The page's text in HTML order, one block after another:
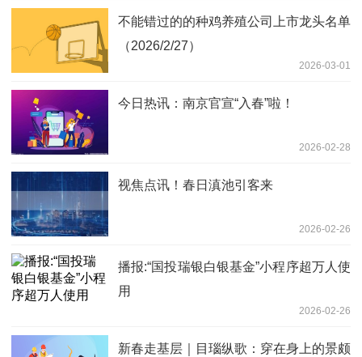
不能错过的的种鸡养殖公司上市龙头名单
（2026/2/27）
2026-03-01
今日热讯：南京官宣“入春”啦！
2026-02-28
视焦点讯！春日滇池引客来
2026-02-26
播报:“国投瑞银白银基金”小程序超万人使
用
2026-02-26
新春走基层｜目瑙纵歌：穿在身上的景颇